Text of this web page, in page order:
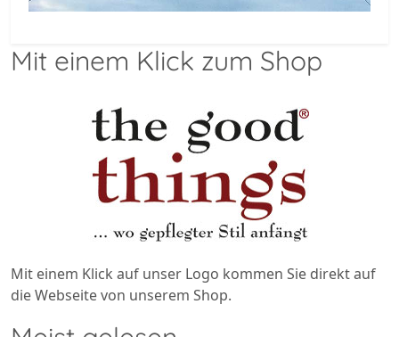
Mit einem Klick zum Shop
Mit einem Klick auf unser Logo kommen Sie direkt auf
die Webseite von unserem Shop.